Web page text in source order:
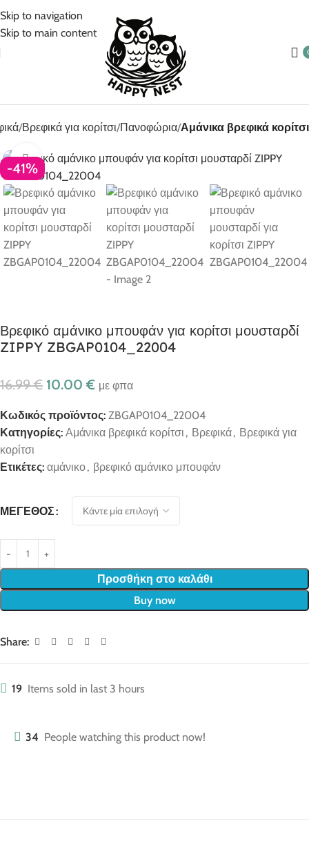
Skip to navigation
Skip to main content
Βρεφικά για κορίτσι Πανοφώρια Αμάνικα βρεφικά κορίτσι
-41%
Click to enlarge
Βρεφικό αμάνικο μπουφάν για κορίτσι μουσταρδί
ZIPPY ZBGAP0104_22004
16.99€ 10.00€ με φπα
Κωδικός προϊόντος: ZBGAP0104_22004
Κατηγορίες: Αμάνικα βρεφικά κορίτσι , Βρεφικά, Βρεφικά για
κορίτσι
Ετικέτες: αμάνικο, βρεφικό αμάνικο μπουφάν
ΜΈΓΕΘΟΣ
Προσθήκη στο καλάθι
Buy now
Share:
19 Items sold in last 3 hours
34 People watching this product now!
5% Επιπλέον έκπτωση για πληρωμές με κάρτα!